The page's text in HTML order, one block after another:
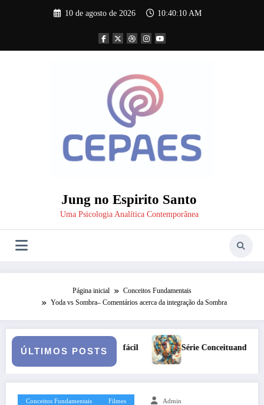
10 de agosto de 2026 10:40:11 AM
Jung no Espirito Santo
Uma Psicologia Analítica Contemporânea
Página inicial
Conceitos Fundamentais
Yoda vs Sombra– Comentários acerca da integração da Sombra
ÚLTIMOS POSTS
Série Conceituando: A Persona
Conceitos Fundamentais Filmes Admin